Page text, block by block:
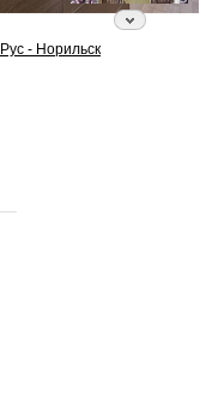
- Норильск